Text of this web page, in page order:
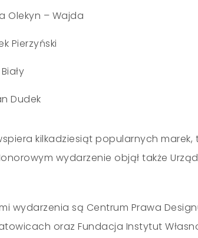
Olekyn – Wajda
Pierzyński
Dudek
kilkadziesiąt popularnych marek,
wydarzenie objął także
wydarzenia są Centrum Prawa
oraz Fundacja Instytut